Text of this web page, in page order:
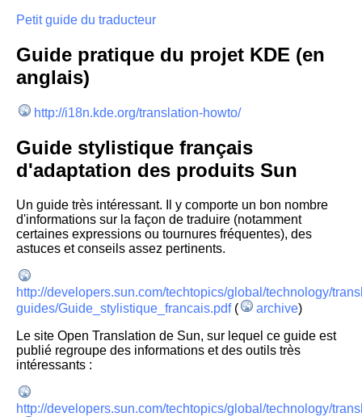
Petit guide du traducteur
Guide pratique du projet KDE (en
anglais)
http://i18n.kde.org/translation-howto/
Guide stylistique français
d'adaptation des produits Sun
Un guide très intéressant. Il y comporte un bon nombre
d'informations sur la façon de traduire (notamment
certaines expressions ou tournures fréquentes), des
astuces et conseils assez pertinents.
http://developers.sun.com/techtopics/global/technology/
guides/Guide_stylistique_francais.pdf( archive)
Le site Open Translation de Sun, sur lequel ce guide est
publié regroupe des informations et des outils très
intéressants :
http://developers.sun.com/techtopics/global/technology/